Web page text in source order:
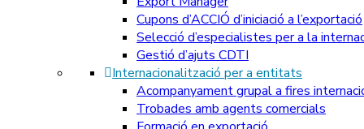
Cupons d’ACCIÓ d’iniciació a l’exportació
Selecció d’especialistes per a la
Gestió d’ajuts CDTI
Internacionalització per a entitats
Acompanyament grupal a fires
Trobades amb agents comercials